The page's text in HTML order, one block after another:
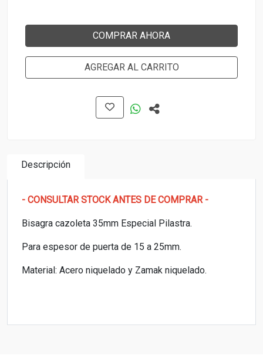
COMPRAR AHORA
AGREGAR AL CARRITO
Descripción
- CONSULTAR STOCK ANTES DE COMPRAR -
Bisagra cazoleta 35mm Especial Pilastra.
Para espesor de puerta de 15 a 25mm.
Material: Acero niquelado y Zamak niquelado.